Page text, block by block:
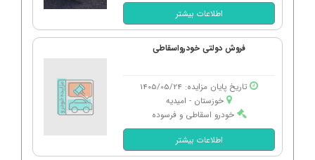
اطلاعات بیشتر
فروش دولتی خودرواسقاطی
تاریخ پایان مزایده: 1405/05/24
خوزستان - امیدیه
خودرو اسقاطی و فرسوده
اطلاعات بیشتر